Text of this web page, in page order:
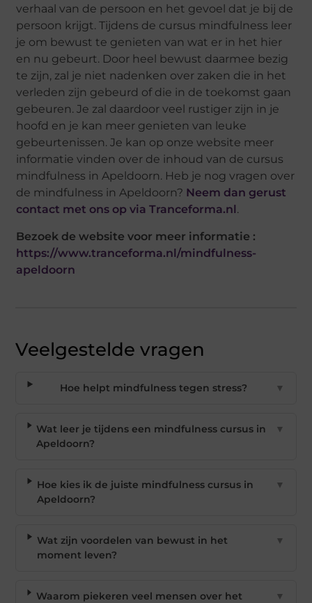
verhaal van de persoon en het gevoel dat je bij de
persoon krijgt. Tijdens de cursus mindfulness leer
je om bewust te genieten van wat er in het hier
en nu gebeurt. Door heel bewust daarmee bezig
te zijn, zal je niet nadenken over zaken die in het
verleden zijn gebeurd of die in de toekomst gaan
gebeuren. Je zal daardoor veel rustiger zijn in je
hoofd en je kan meer genieten van leuke
gebeurtenissen. Je kan op onze website meer
informatie vinden over de inhoud van de cursus
mindfulness in Apeldoorn. Heb je nog vragen over
de mindfulness in Apeldoorn? Neem dan gerust
contact met ons op via Tranceforma.nl .
Bezoek de website voor meer informatie :
https://www.tranceforma.nl/mindfulness-
apeldoorn
Veelgestelde vragen
Hoe helpt mindfulness tegen stress? ▼
Wat leer je tijdens een mindfulness cursus in
Apeldoorn?
▼
Hoe kies ik de juiste mindfulness cursus in
Apeldoorn?
▼
Wat zijn voordelen van bewust in het
moment leven?
▼
Waarom piekeren veel mensen over het ▼